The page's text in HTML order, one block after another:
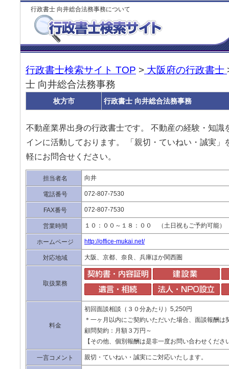
行政書士 向井総合法務事務について
行政書士検索サイト TOP > 大阪府の行政書士
士 向井総合法務事務
枚方市 行政書士 向井総合法務事務
不動産業界出身の行政書士です。 不動産の経験・知識
インに活動しております。 「親切・ていねい・誠実」
軽にお問合せください。
担当者名 向井
電話番号 072‐807‐7530
FAX番号 072‐807‐7530
営業時間 １０：００～１８：００ （土日祝もご予約可能）
ホームページ http://office-mukai.net/
対応地域 大阪、京都、奈良、兵庫ほか関西圏
取扱業務
料金
初回面談相談（３０分あたり）5,250円
＊一ヶ月以内にご契約いただいた場合、面談報酬
顧問契約：月額３万円～
【その他、個別報酬は是非一度お問い合わせくだ
一言コメント 親切・ていねい・誠実にご対応いたします。